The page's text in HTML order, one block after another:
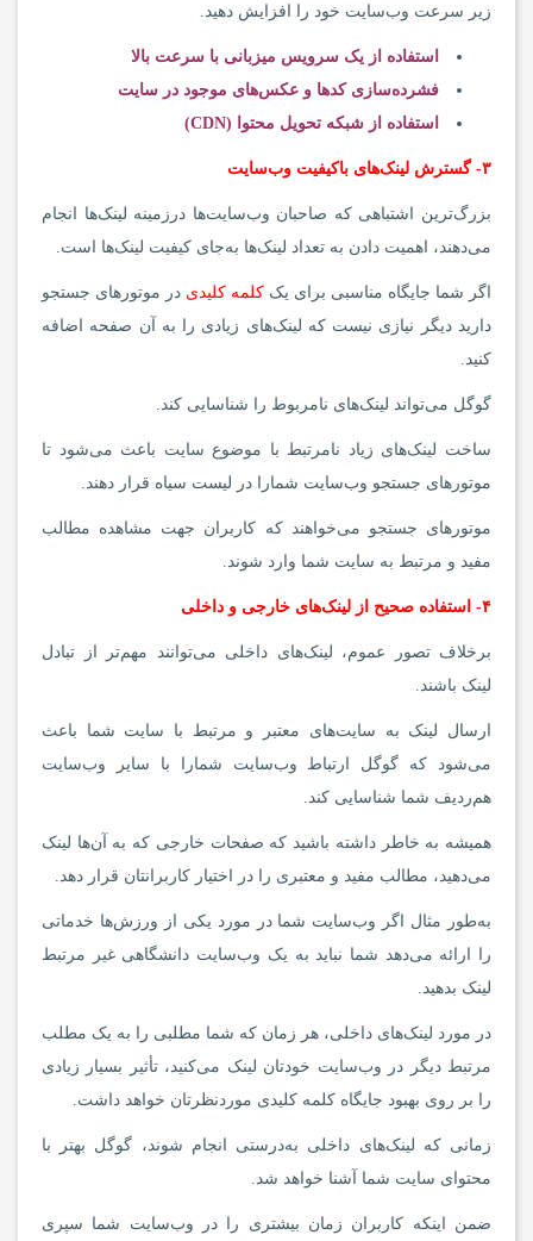
زیر سرعت وب‌سایت خود را افزایش دهید.
استفاده از یک سرویس میزبانی با سرعت بالا
فشرده‌سازی کدها و عکس‌های موجود در سایت
استفاده از شبکه تحویل محتوا (CDN)
۳- گسترش لینک‌های باکیفیت وب‌سایت
بزرگ‌ترین اشتباهی که صاحبان وب‌سایت‌ها درزمینه لینک‌ها انجام
می‌دهند، اهمیت دادن به تعداد لینک‌ها به‌جای کیفیت لینک‌ها است.
اگر شما جایگاه مناسبی برای یک کلمه کلیدی در موتورهای جستجو
دارید دیگر نیازی نیست که لینک‌های زیادی را به آن صفحه اضافه
کنید.
گوگل می‌تواند لینک‌های نامربوط را شناسایی کند.
ساخت لینک‌های زیاد نامرتبط با موضوع سایت باعث می‌شود تا
موتورهای جستجو وب‌سایت شمارا در لیست سیاه قرار دهند.
موتورهای جستجو می‌خواهند که کاربران جهت مشاهده مطالب
مفید و مرتبط به سایت شما وارد شوند.
۴- استفاده صحیح از لینک‌های خارجی و داخلی
برخلاف تصور عموم، لینک‌های داخلی می‌توانند مهم‌تر از تبادل
لینک باشند.
ارسال لینک به سایت‌های معتبر و مرتبط با سایت شما باعث
می‌شود که گوگل ارتباط وب‌سایت شمارا با سایر وب‌سایت
هم‌ردیف شما شناسایی کند.
همیشه به خاطر داشته باشید که صفحات خارجی که به آن‌ها لینک
می‌دهید، مطالب مفید و معتبری را در اختیار کاربرانتان قرار دهد.
به‌طور مثال اگر وب‌سایت شما در مورد یکی از ورزش‌ها خدماتی
را ارائه می‌دهد شما نباید به یک وب‌سایت دانشگاهی غیر مرتبط
لینک بدهید.
در مورد لینک‌های داخلی، هر زمان که شما مطلبی را به یک مطلب
مرتبط دیگر در وب‌سایت خودتان لینک می‌کنید، تأثیر بسیار زیادی
را بر روی بهبود جایگاه کلمه کلیدی موردنظرتان خواهد داشت.
زمانی که لینک‌های داخلی به‌درستی انجام شوند، گوگل بهتر با
محتوای سایت شما آشنا خواهد شد.
ضمن اینکه کاربران زمان بیشتری را در وب‌سایت شما سپری